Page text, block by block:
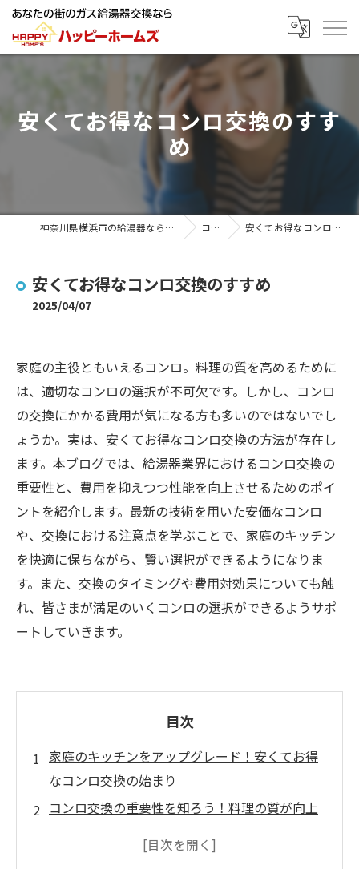
安くてお得なコンロ交換のすす
め
神奈川県横浜市の給湯器ならハッピーホームズ コラム 安くてお得なコンロ交換のすすめ
安くてお得なコンロ交換のすすめ
2025/04/07
家庭の主役ともいえるコンロ。料理の質を高めるために
は、適切なコンロの選択が不可欠です。しかし、コンロ
の交換にかかる費用が気になる方も多いのではないでし
ょうか。実は、安くてお得なコンロ交換の方法が存在し
ます。本ブログでは、給湯器業界におけるコンロ交換の
重要性と、費用を抑えつつ性能を向上させるためのポイ
ントを紹介します。最新の技術を用いた安価なコンロ
や、交換における注意点を学ぶことで、家庭のキッチン
を快適に保ちながら、賢い選択ができるようになりま
す。また、交換のタイミングや費用対効果についても触
れ、皆さまが満足のいくコンロの選択ができるようサポ
ートしていきます。
目次
家庭のキッチンをアップグレード！安くてお得
なコンロ交換の始まり
コンロ交換の重要性を知ろう！料理の質が向上
最新の技術で費用を抑えたコンロ選びのポイン